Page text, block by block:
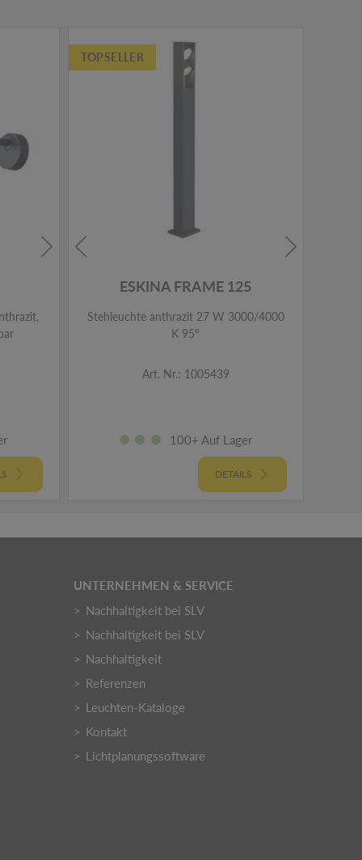
TOPSELLER
ESKINA FRAME 125
Stehleuchte anthrazit 27 W 3000/4000
K 95°
Art. Nr.: 1005439
100+ Auf Lager
DETAILS
UNTERNEHMEN & SERVICE
Nachhaltigkeit bei SLV
Nachhaltigkeit bei SLV
Nachhaltigkeit
Referenzen
Leuchten-Kataloge
Kontakt
Lichtplanungssoftware